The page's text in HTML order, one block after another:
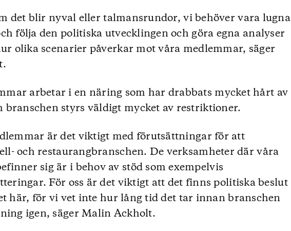
varit upp i talarstolen och gett sin syn på saken. Liberalernas
sade att “liberalerna anser att avtal ska hållas”. Annie Lööf
är en ohelig sammanslutning av fyra partier som är djupt
att fälla regeringen” och att de nu “inte har någon plan för
framåt efter omröstningen”. Ebba Busch (KD) sade att
göra det”. Ulf Kristersson (M) menade att “landet de senaste
ledarskap”. Jimmie Åkesson (SD) sade att “vi har inte
med Vänsterpartiets väljare, men de står upp och
sina väljare och det förtjänar de respekt för”. Annelie Karlsson
“människor i Sverige ser fram emot ljusare tider, inte mot
(V) sade i talarstolen att “Det vi gör i dag det gör vi inte
Samtidigt menade hon att Vänsterpartiet varit tydliga med
går vid marknadshyror när de släppte fram Stefan Löfven
det blir nyval eller talmansrundor, vi behöver vara lugna
följa den politiska utvecklingen och göra egna analyser
olika scenarier påverkar mot våra medlemmar, säger
arbetar i en näring som har drabbats mycket hårt av
branschen styrs väldigt mycket av restriktioner.
är det viktigt med förutsättningar för att
och restaurangbranschen. De verksamheter där våra
sig är i behov av stöd som exempelvis
För oss är det viktigt att det finns politiska beslut
här, för vi vet inte hur lång tid det tar innan branschen
igen, säger Malin Ackholt.